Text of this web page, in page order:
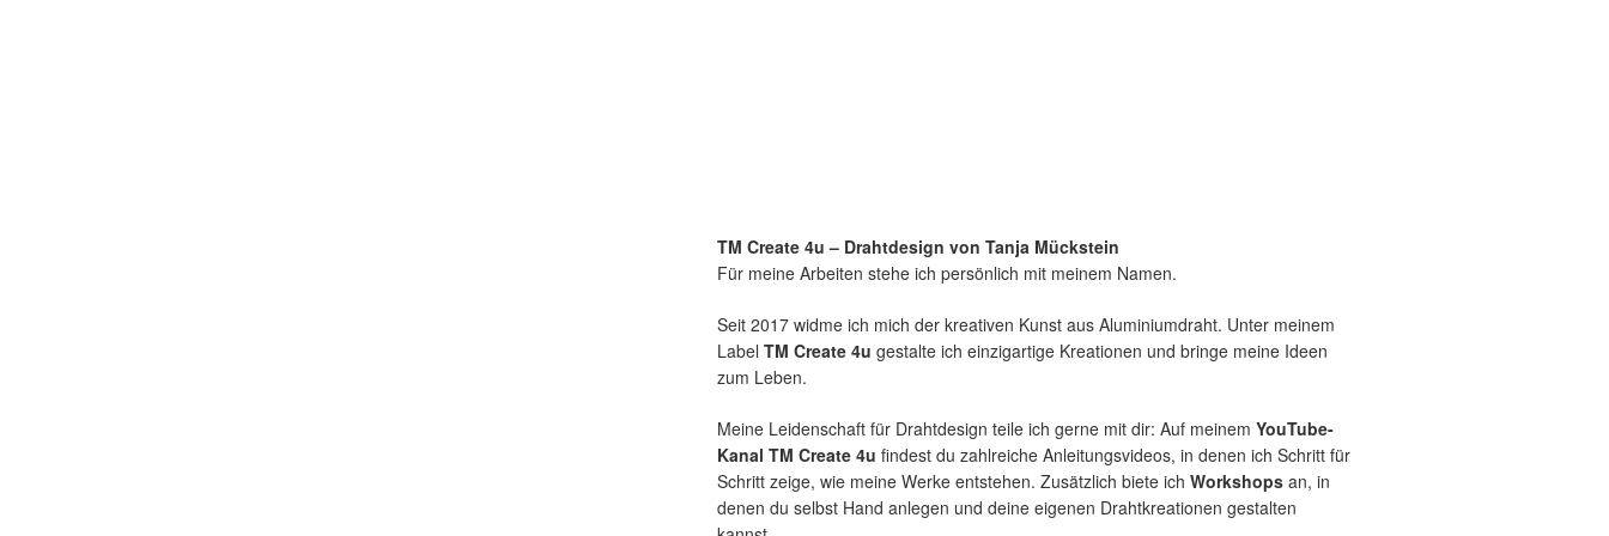
TM Create 4u – Drahtdesign von Tanja Mückstein
Für meine Arbeiten stehe ich persönlich mit meinem Namen.
Seit 2017 widme ich mich der kreativen Kunst aus Aluminiumdraht. Unter meinem
Label TM Create 4u gestalte ich einzigartige Kreationen und bringe meine Ideen
zum Leben.
Meine Leidenschaft für Drahtdesign teile ich gerne mit dir: Auf meinem YouTube-
Kanal TM Create 4u findest du zahlreiche Anleitungsvideos, in denen ich Schritt für
Schritt zeige, wie meine Werke entstehen. Zusätzlich biete ich Workshopsan, in
denen du selbst Hand anlegen und deine eigenen Drahtkreationen gestalten